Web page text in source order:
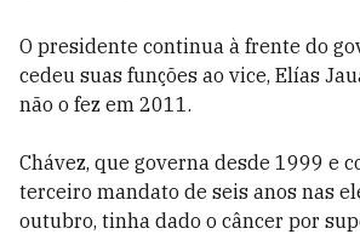
O presidente continua à frente do
cedeu suas funções ao vice, Elías
não o fez em 2011.
Chávez, que governa desde 1999 e
terceiro mandato de seis anos nas
outubro, tinha dado o câncer por